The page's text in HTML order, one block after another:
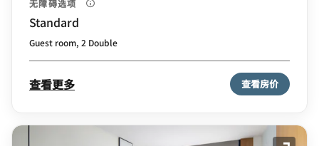
无障碍选项
Standard
Guest room, 2 Double
查看更多 查看房价